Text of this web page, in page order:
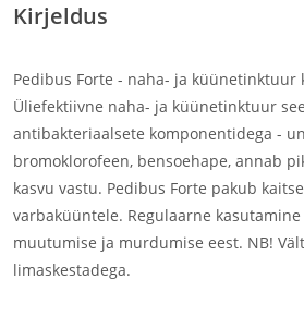
Kirjeldus
Pedibus Forte - naha- ja küünetinktuur
Üliefektiivne naha- ja küünetinktuur
antibakteriaalsete komponentidega -
bromoklorofeen, bensoehape, annab
kasvu vastu. Pedibus Forte pakub
varbaküüntele. Regulaarne
muutumise ja murdumise eest. NB!
limaskestadega.